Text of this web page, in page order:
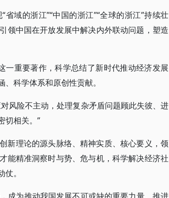
域的浙江”“中国的浙江”“全球的浙江”持续壮
领中国在开放发展中解决内外联动问题，塑造
重要著作，科学总结了新时代推动经济发展
科学体系和原创性贡献。
风险不主动，处理复杂矛盾问题顾此失彼、进
切相关。”
新理论的源头脉络、精神实质、核心要义，领
能精准洞察时与势、危与机，科学解决经济社
。